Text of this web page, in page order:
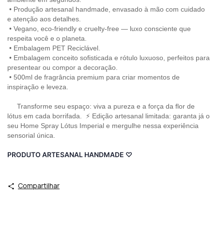
• Produção artesanal handmade, envasado à mão com cuidado
e atenção aos detalhes.
• Vegano, eco-friendly e cruelty-free — luxo consciente que
respeita você e o planeta.
• Embalagem PET Reciclável.
• Embalagem conceito sofisticada e rótulo luxuoso, perfeitos para
presentear ou compor a decoração.
• 500ml de fragrância premium para criar momentos de
inspiração e leveza.
Transforme seu espaço: viva a pureza e a força da flor de
lótus em cada borrifada. ⚡ Edição artesanal limitada: garanta já o
seu Home Spray Lótus Imperial e mergulhe nessa experiência
sensorial única.
PRODUTO ARTESANAL HANDMADE ♡
Compartilhar